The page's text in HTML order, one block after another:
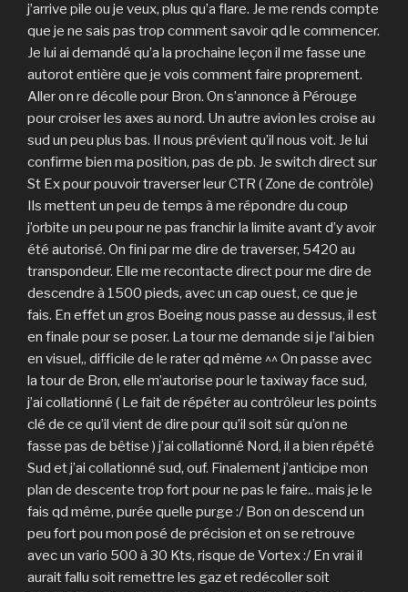
j’arrive pile ou je veux, plus qu’a flare. Je me rends compte
que je ne sais pas trop comment savoir qd le commencer.
Je lui ai demandé qu’a la prochaine leçon il me fasse une
autorot entière que je vois comment faire proprement.
Aller on re décolle pour Bron. On s’annonce à Pérouge
pour croiser les axes au nord. Un autre avion les croise au
sud un peu plus bas. Il nous prévient qu’il nous voit. Je lui
confirme bien ma position, pas de pb. Je switch direct sur
St Ex pour pouvoir traverser leur CTR ( Zone de contrôle)
Ils mettent un peu de temps à me répondre du coup
j’orbite un peu pour ne pas franchir la limite avant d’y avoir
été autorisé. On fini par me dire de traverser, 5420 au
transpondeur. Elle me recontacte direct pour me dire de
descendre à 1500 pieds, avec un cap ouest, ce que je
fais. En effet un gros Boeing nous passe au dessus, il est
en finale pour se poser. La tour me demande si je l’ai bien
en visuel,, difficile de le rater qd même ^^ On passe avec
la tour de Bron, elle m’autorise pour le taxiway face sud,
j’ai collationné ( Le fait de répéter au contrôleur les points
clé de ce qu’il vient de dire pour qu’il soit sûr qu’on ne
fasse pas de bêtise ) j’ai collationné Nord, il a bien répété
Sud et j’ai collationné sud, ouf. Finalement j’anticipe mon
plan de descente trop fort pour ne pas le faire.. mais je le
fais qd même, purée quelle purge :/ Bon on descend un
peu fort pou mon posé de précision et on se retrouve
avec un vario 500 à 30 Kts, risque de Vortex :/ En vrai il
aurait fallu soit remettre les gaz et redécoller soit